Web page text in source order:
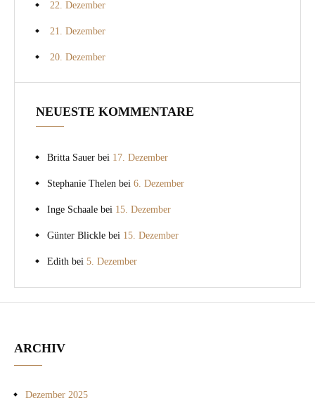
22. Dezember
21. Dezember
20. Dezember
NEUESTE KOMMENTARE
Britta Sauer bei 17. Dezember
Stephanie Thelen bei 6. Dezember
Inge Schaale bei 15. Dezember
Günter Blickle bei 15. Dezember
Edith bei 5. Dezember
ARCHIV
Dezember 2025